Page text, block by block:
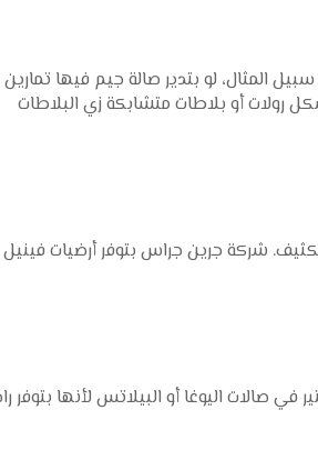
المثال، لو بتدير صالة جيم فيها تمارين
رولات أو بلاطات متشابكة زي البلاطات
شركة جرين جراس بتوفر أرضيات فينيل
صالات اليوغا أو البيلاتس لأنها بتوفر